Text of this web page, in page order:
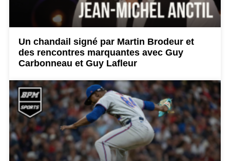
Un chandail signé par Martin Brodeur et
des rencontres marquantes avec Guy
Carbonneau et Guy Lafleur